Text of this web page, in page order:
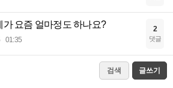
가 요즘 얼마정도 하나요?
01:35
2
댓글
검색 글쓰기